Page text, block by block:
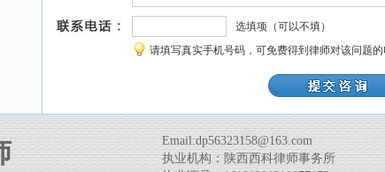
选填项（可以不填）
请填写真实手机号码，可免费得到律师对该问题的
Email:dp56323158@163.com
执业机构：陕西西科律师事务所